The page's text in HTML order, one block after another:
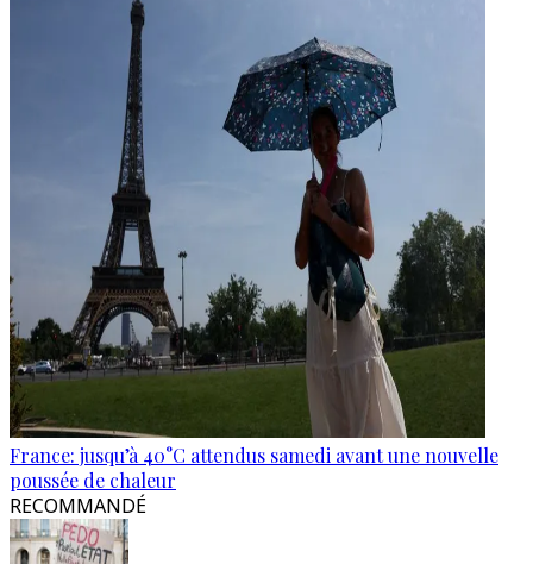
France: jusqu’à 40°C attendus samedi avant une nouvelle
poussée de chaleur
RECOMMANDÉ